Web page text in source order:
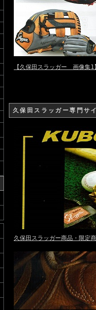
【久保田スラッガー 画像集1】
久保田スラッガー専門サ
久保田スラッガー商品・限定